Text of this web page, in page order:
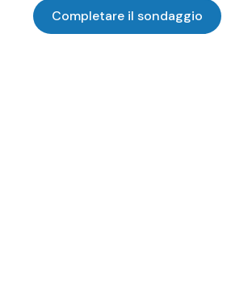
Completare il sondaggio